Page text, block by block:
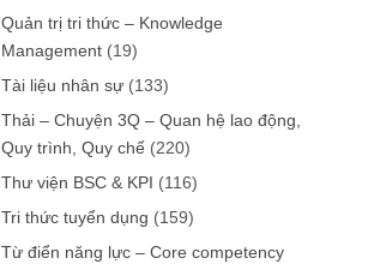
Quản trị tri thức – Knowledge
Management (19)
Tài liệu nhân sự (133)
Thải – Chuyện 3Q – Quan hệ lao động,
Quy trình, Quy chế (220)
Thư viện BSC & KPI (116)
Tri thức tuyển dụng (159)
Từ điển năng lực – Core competency